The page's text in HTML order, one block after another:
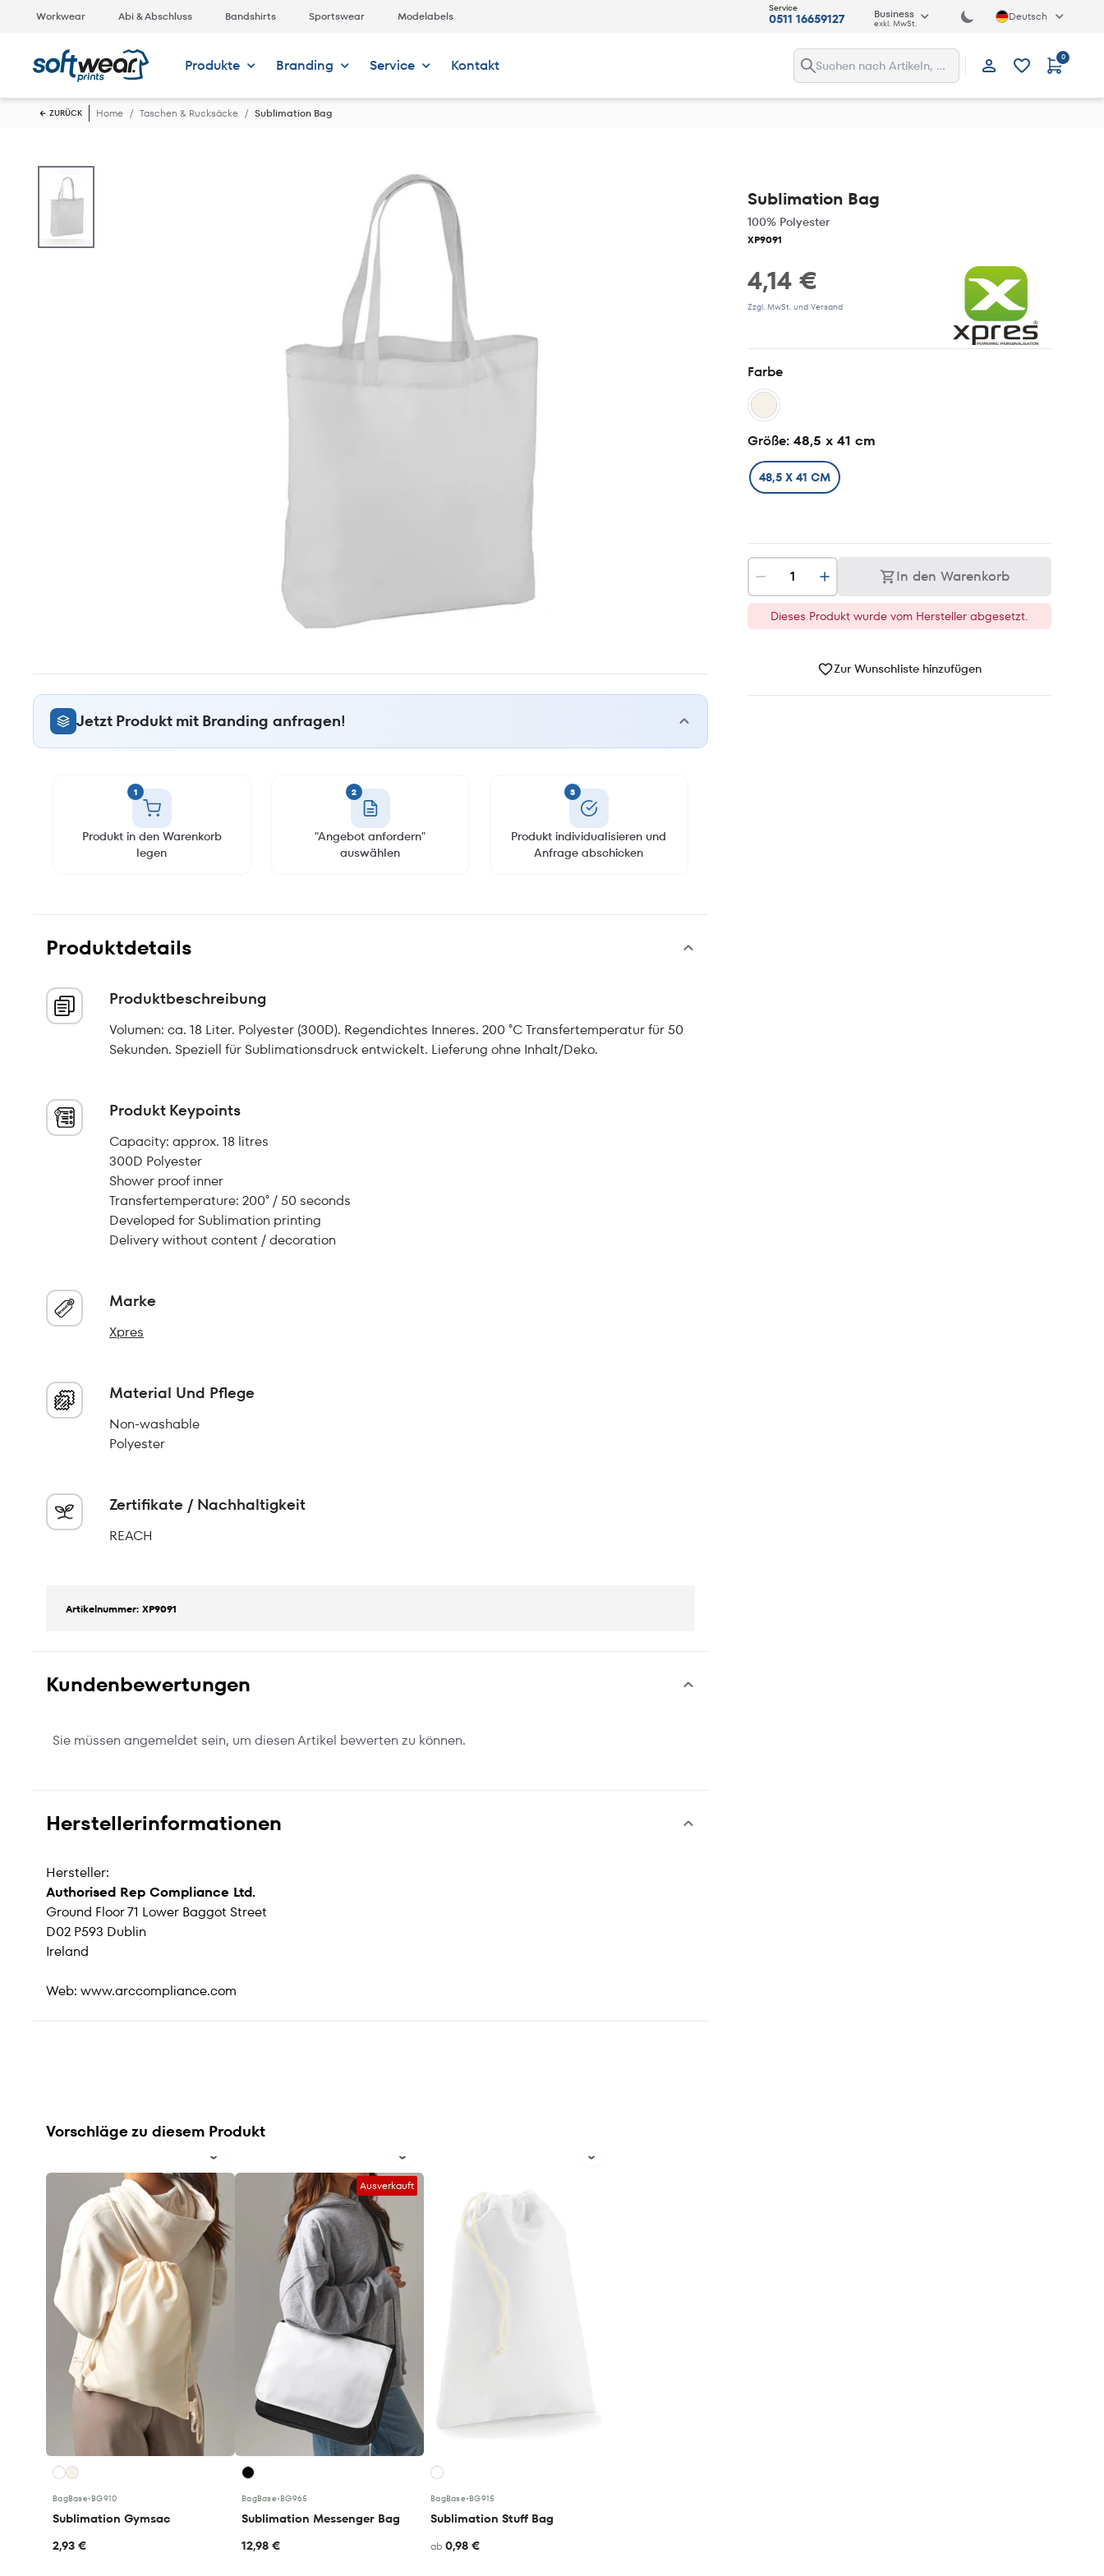
Workwear Abi & Abschluss Bandshirts Sportswear Modelabels
Service
0511 16659127 Business
exkl. MwSt. Deutsch
Produkte Branding Service Kontakt Anmelden
0
ZURÜCK Home Taschen & Rucksäcke Sublimation Bag
Sublimation Bag
100% Polyester
XP9091
4,14 €
Zzgl. MwSt. und Versand
Farbe
Größe: 48,5 x 41 cm
48,5 X 41 CM
In den Warenkorb
Dieses Produkt wurde vom Hersteller abgesetzt.
Zur Wunschliste hinzufügen
Jetzt Produkt mit Branding anfragen!
1
Produkt in den Warenkorb
legen
2
"Angebot anfordern"
auswählen
3
Produkt individualisieren und
Anfrage abschicken
Produktdetails
Produktbeschreibung
Volumen: ca. 18 Liter. Polyester (300D). Regendichtes Inneres. 200 °C Transfertemperatur für 50
Sekunden. Speziell für Sublimationsdruck entwickelt. Lieferung ohne Inhalt/Deko.
Produkt Keypoints
Capacity: approx. 18 litres
300D Polyester
Shower proof inner
Transfertemperature: 200° / 50 seconds
Developed for Sublimation printing
Delivery without content / decoration
Marke
Xpres
Material Und Pflege
Non-washable
Polyester
Zertifikate / Nachhaltigkeit
REACH
Artikelnummer: XP9091
Kundenbewertungen
Sie müssen angemeldet sein, um diesen Artikel bewerten zu können.
Herstellerinformationen
Hersteller:
Authorised Rep Compliance Ltd.
Ground Floor 71 Lower Baggot Street
D02 P593 Dublin
Ireland
Web: www.arccompliance.com
Vorschläge zu diesem Produkt
BagBase•BG910
Sublimation Gymsac
2,93 €
Ausverkauft
BagBase•BG965
Sublimation Messenger Bag
12,98 €
BagBase•BG915
Sublimation Stuff Bag
ab 0,98 €